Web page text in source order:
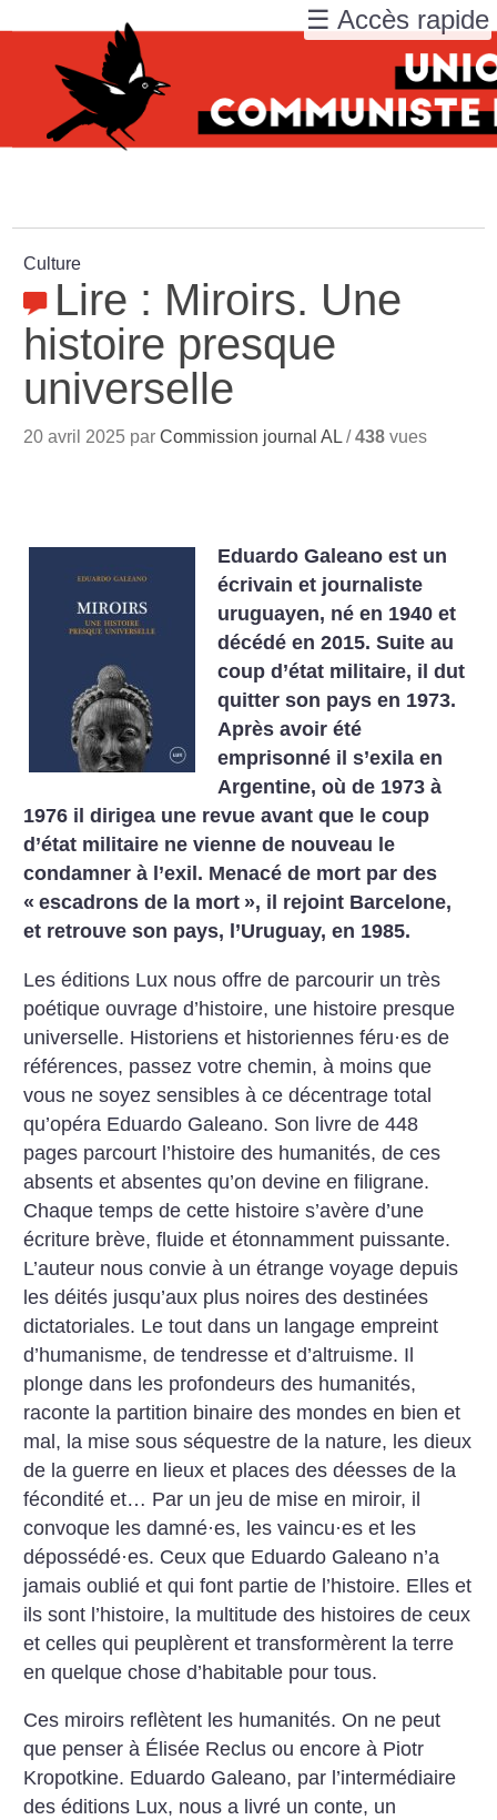
Culture
Lire : Miroirs. Une
histoire presque
universelle
20 avril 2025 parCommission journal AL /438 vues
Eduardo Galeano est un
écrivain et journaliste
uruguayen, né en 1940 et
décédé en 2015. Suite au
coup d’état militaire, il dut
quitter son pays en 1973.
Après avoir été
emprisonné il s’exila en
Argentine, où de 1973 à
1976 il dirigea une revue avant que le coup
d’état militaire ne vienne de nouveau le
condamner à l’exil. Menacé de mort par des
« escadrons de la mort », il rejoint Barcelone,
et retrouve son pays, l’Uruguay, en 1985.
Les éditions Lux nous offre de parcourir un très
poétique ouvrage d’histoire, une histoire presque
universelle. Historiens et historiennes féru·es de
références, passez votre chemin, à moins que
vous ne soyez sensibles à ce décentrage total
qu’opéra Eduardo Galeano. Son livre de 448
pages parcourt l’histoire des humanités, de ces
absents et absentes qu’on devine en filigrane.
Chaque temps de cette histoire s’avère d’une
écriture brève, fluide et étonnamment puissante.
L’auteur nous convie à un étrange voyage depuis
les déités jusqu’aux plus noires des destinées
dictatoriales. Le tout dans un langage empreint
d’humanisme, de tendresse et d’altruisme. Il
plonge dans les profondeurs des humanités,
raconte la partition binaire des mondes en bien et
mal, la mise sous séquestre de la nature, les dieux
de la guerre en lieux et places des déesses de la
fécondité et… Par un jeu de mise en miroir, il
convoque les damné·es, les vaincu·es et les
dépossédé·es. Ceux que Eduardo Galeano n’a
jamais oublié et qui font partie de l’histoire. Elles et
ils sont l’histoire, la multitude des histoires de ceux
et celles qui peuplèrent et transformèrent la terre
en quelque chose d’habitable pour tous.
Ces miroirs reflètent les humanités. On ne peut
que penser à Élisée Reclus ou encore à Piotr
Kropotkine. Eduardo Galeano, par l’intermédiaire
des éditions Lux, nous a livré un conte, un
☰ Accès rapide